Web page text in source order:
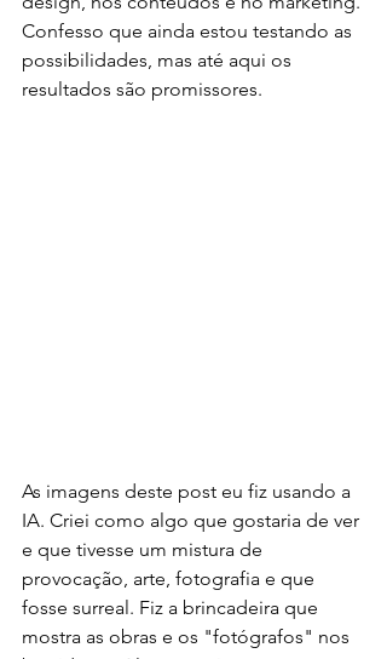
Confesso que ainda estou testando as
possibilidades, mas até aqui os
resultados são promissores.
As imagens deste post eu fiz usando a
IA. Criei como algo que gostaria de ver
e que tivesse um mistura de
provocação, arte, fotografia e que
fosse surreal. Fiz a brincadeira que
mostra as obras e os "fotógrafos" nos